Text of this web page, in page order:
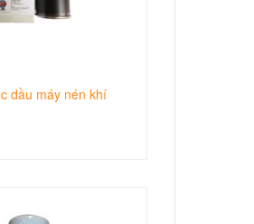
dầu máy nén khí